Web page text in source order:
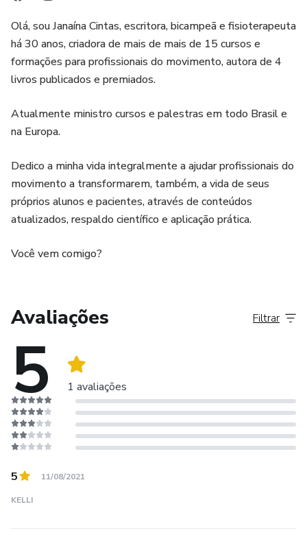
Olá, sou Janaína Cintas, escritora, bicampeã e fisioterapeuta
há 30 anos, criadora de mais de mais de 15 cursos e
formações para profissionais do movimento, autora de 4
livros publicados e premiados.
Atualmente ministro cursos e palestras em todo Brasil e
na Europa.
Dedico a minha vida integralmente a ajudar profissionais do
movimento a transformarem, também, a vida de seus
próprios alunos e pacientes, através de conteúdos
atualizados, respaldo científico e aplicação prática.
Você vem comigo?
Avaliações
5 1 avaliações
Filtrar
5 11/08/2021
KELLI